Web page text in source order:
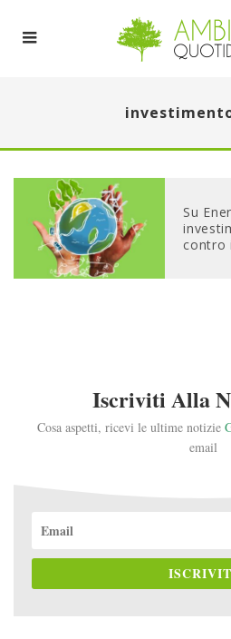
Su
contro
Iscriviti Alla
Cosa aspetti, ricevi le ultime notizie
email